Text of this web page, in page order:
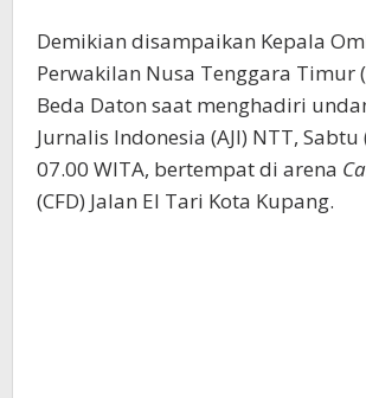
Demikian disampaikan Kepala
Perwakilan Nusa Tenggara Timur
Beda Daton saat menghadiri
Jurnalis Indonesia (AJI) NTT,
07.00 WITA, bertempat di arena
(CFD) Jalan El Tari Kota Kupang.